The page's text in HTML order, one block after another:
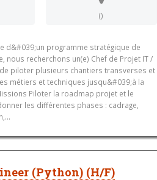
()
d&#039;un programme stratégique de
nous recherchons un(e) Chef de Projet IT /
piloter plusieurs chantiers transverses et
métiers et techniques jusqu&#039;à la
Piloter la roadmap projet et le
les différentes phases : cadrage,
(Python) (H/F)